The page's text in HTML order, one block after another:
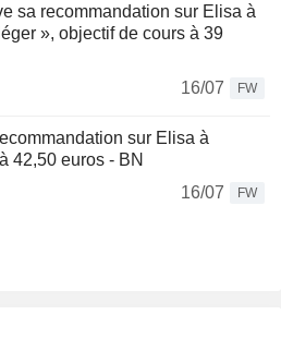
sa recommandation sur Elisa à
», objectif de cours à 39
16/07
FW
sur Elisa à
42,50 euros - BN
16/07
FW